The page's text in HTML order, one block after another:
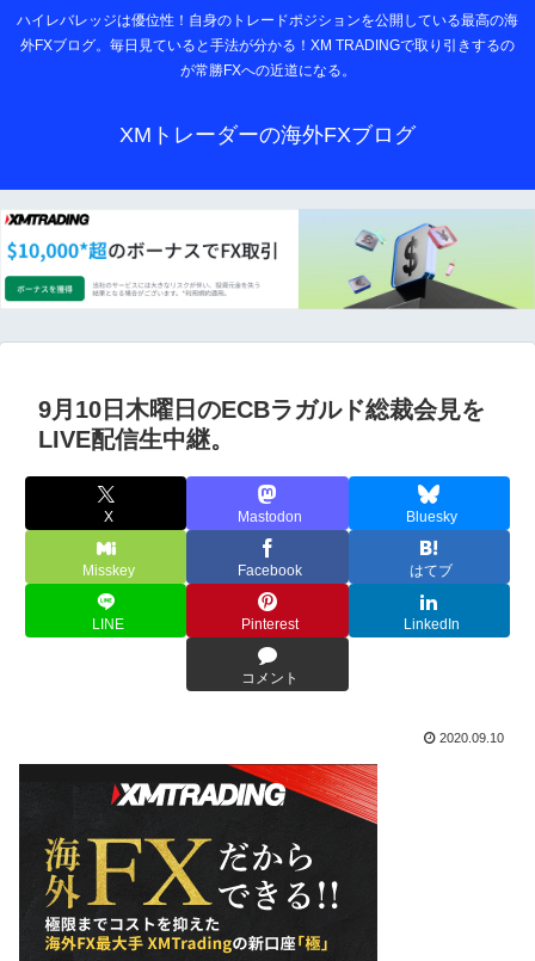
ハイレバレッジは優位性！自身のトレードポジションを公開している最高の海
外FXブログ。毎日見ていると手法が分かる！XM TRADINGで取り引きするの
が常勝FXへの近道になる。
XMトレーダーの海外FXブログ
9月10日木曜日のECBラガルド総裁会見を
LIVE配信生中継。
X Mastodon Bluesky
Misskey Facebook はてブ
LINE Pinterest LinkedIn
コメント
2020.09.10